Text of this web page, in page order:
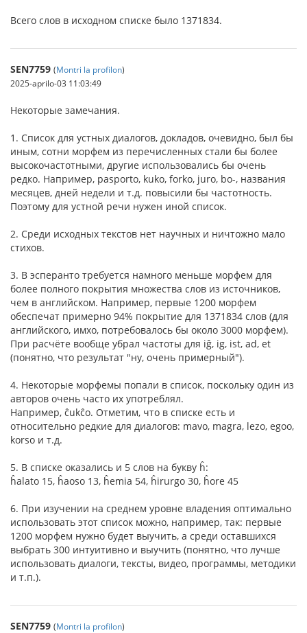
Всего слов в исходном списке было 1371834.
SEN7759 (Montri la profilon)
2025-aprilo-03 11:03:49
Некоторые замечания.
1. Список для устных диалогов, докладов, очевидно, был бы
иным, сотни морфем из перечисленных стали бы более
высокочастотными, другие использовались бы очень
редко. Например, pasporto, kuko, forko, juro, bo-, названия
месяцев, дней недели и т.д. повысили бы частотность.
Поэтому для устной речи нужен иной список.
2. Среди исходных текстов нет научных и ничтожно мало
стихов.
3. В эсперанто требуется намного меньше морфем для
более полного покрытия множества слов из источников,
чем в английском. Например, первые 1200 морфем
обеспечат примерно 94% покрытие для 1371834 слов (для
английского, имхо, потребовалось бы около 3000 морфем).
При расчёте вообще убрал частоты для iĝ, ig, ist, ad, et
(понятно, что результат "ну, очень примерный").
4. Некоторые морфемы попали в список, поскольку один из
авторов очень часто их употреблял.
Например, ĉukĉo. Отметим, что в списке есть и
относительно редкие для диалогов: mavo, magra, lezo, egoo,
korso и т.д.
5. В списке оказались и 5 слов на букву ĥ:
ĥalato 15, ĥaoso 13, ĥemia 54, ĥirurgo 30, ĥore 45
6. При изучении на среднем уровне владения оптимально
использовать этот список можно, например, так: первые
1200 морфем нужно будет выучить, а среди оставшихся
выбрать 300 интуитивно и выучить (понятно, что лучше
использовать диалоги, тексты, видео, программы, методики
и т.п.).
SEN7759 (Montri la profilon)